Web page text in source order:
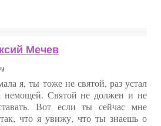
Мечев
я, ты тоже не святой, раз устал
немощей. Святой не должен и не
Вот если ты сейчас мне
что я увижу, что ты знаешь о